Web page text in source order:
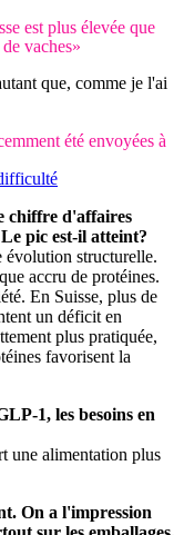
est plus élevée que
vaches»
que, comme je l'ai
été envoyées à
chiffre d'affaires
pic est-il atteint?
évolution structurelle.
accru de protéines.
En Suisse, plus de
un déficit en
plus pratiquée,
favorisent la
1, les besoins en
une alimentation plus
On a l'impression